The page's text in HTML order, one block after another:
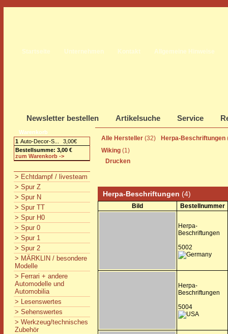
Startseite Unternehmen Kontakt Allgemeine Hinweise
Newsletter bestellen Artikelsuche Service
Warenkorb
1 Auto-Decor-S...
3,00€
Bestellsumme: 3,00 €
zum Warenkorb ->
> Echtdampf / livesteam
> Spur Z
> Spur N
> Spur TT
> Spur H0
> Spur 0
> Spur 1
> Spur 2
> MÄRKLIN / besondere
Modelle
> Ferrari + andere
Automodelle und
Automobilia
> Lesenswertes
> Sehenswertes
> Werkzeug/technisches
Zubehör
Alle Hersteller (32) Herpa-Beschriftungen
Wiking (1)
Drucken
Herpa-Beschriftungen (4)
Bild Bestellnummer
Herpa-
Beschriftungen
5002
Herpa-
Beschriftungen
5004